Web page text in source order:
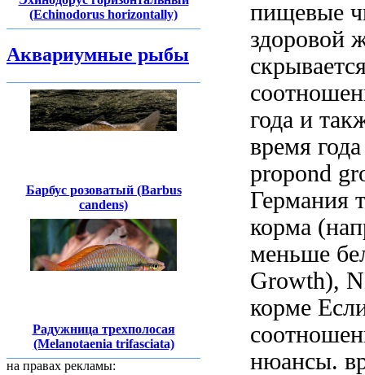
(Echinodorus horizontally)
Аквариумные рыбы
Барбус розоватый (Barbus
candens)
Радужница трехполосая
(Melanotaenia trifasciata)
на правах рекламы:
пищевые
здоровой
года и
время года
propond
Германия
корма
меньше
Growth),
корме
нюансы.